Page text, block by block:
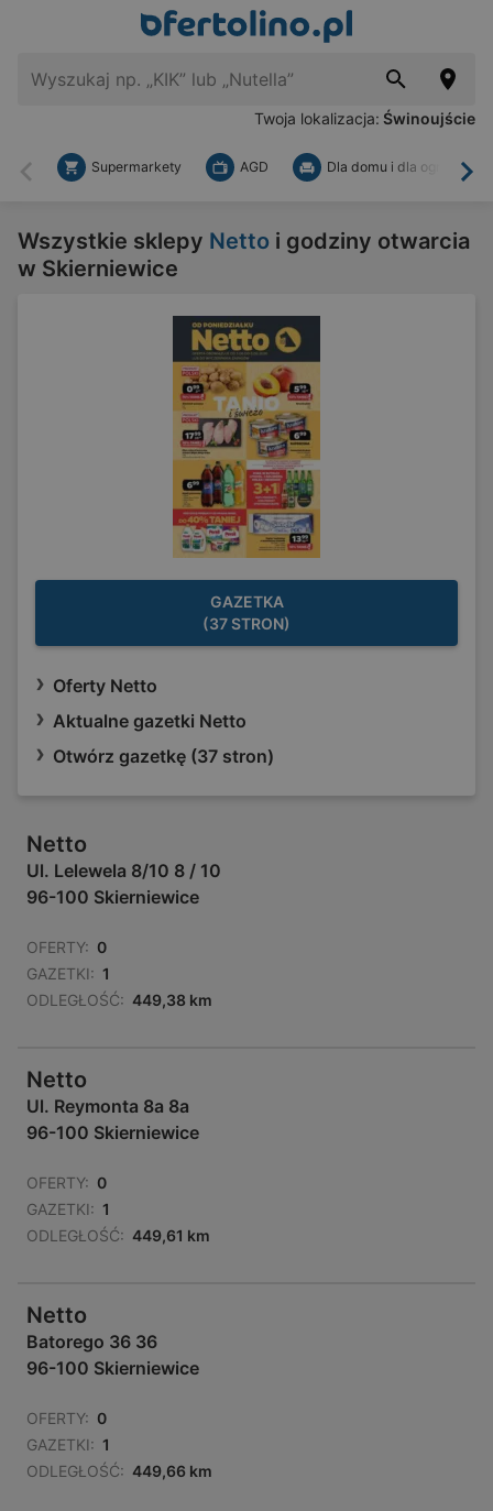
Twoja lokalizacja: Świnoujście
Wstecz
Supermarkety AGD Dla domu i dla ogrodu
Wszystkie sklepy Netto i godziny otwarcia
w Skierniewice
GAZETKA
(37 STRON)
Oferty Netto
Aktualne gazetki Netto
Otwórz gazetkę (37 stron)
Netto
Ul. Lelewela 8/10 8 / 10
96-100 Skierniewice
OFERTY: 0
GAZETKI: 1
ODLEGŁOŚĆ: 449,38 km
Netto
Ul. Reymonta 8a 8a
96-100 Skierniewice
OFERTY: 0
GAZETKI: 1
ODLEGŁOŚĆ: 449,61 km
Netto
Batorego 36 36
96-100 Skierniewice
OFERTY: 0
GAZETKI: 1
ODLEGŁOŚĆ: 449,66 km